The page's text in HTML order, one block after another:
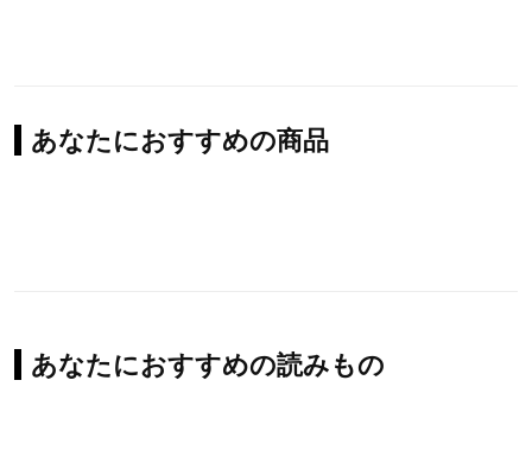
あなたにおすすめの商品
あなたにおすすめの読みもの